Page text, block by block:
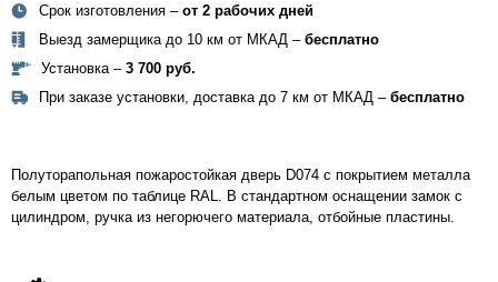
Срок изготовления – от 2 рабочих дней
Выезд замерщика до 10 км от МКАД – бесплатно
Установка – 3 700 руб.
При заказе установки, доставка до 7 км от МКАД – бесплатно
Полуторапольная пожаростойкая дверь D074 с покрытием металла
белым цветом по таблице RAL. В стандартном оснащении замок с
цилиндром, ручка из негорючего материала, отбойные пластины.